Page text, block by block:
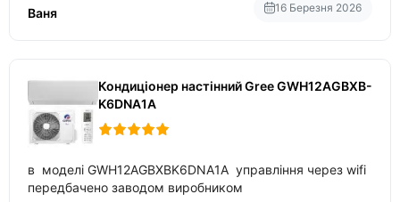
температури
Ваня 16 Березня 2026
Кондиціонер настінний Gree GWH12AGBXB-
K6DNA1A
в моделі GWH12AGBXBK6DNA1A управління через wifi
передбачено заводом виробником